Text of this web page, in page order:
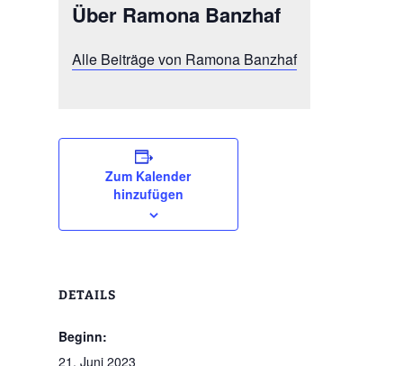
Über Ramona Banzhaf
Alle Beiträge von Ramona Banzhaf
Zum Kalender
hinzufügen
DETAILS
Beginn:
21. Juni 2023